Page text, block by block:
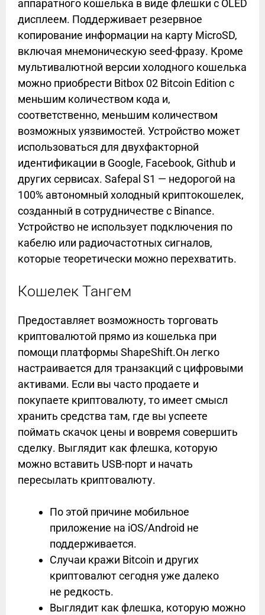
аппаратного кошелька в виде флешки с OLED
дисплеем. Поддерживает резервное
копирование информации на карту MicroSD,
включая мнемоническую seed-фразу. Кроме
мультивалютной версии холодного кошелька
можно приобрести Bitbox 02 Bitcoin Edition с
меньшим количеством кода и,
соответственно, меньшим количеством
возможных уязвимостей. Устройство может
использоваться для двухфакторной
идентификации в Google, Facebook, Github и
других сервисах. Safepal S1 — недорогой на
100% автономный холодный криптокошелек,
созданный в сотрудничестве с Binance.
Устройство не использует подключения по
кабелю или радиочастотных сигналов,
которые теоретически можно перехватить.
Кошелек Тангем
Предоставляет возможность торговать
криптовалютой прямо из кошелька при
помощи платформы ShapeShift.Он легко
настраивается для транзакций с цифровыми
активами. Если вы часто продаете и
покупаете криптовалюту, то имеет смысл
хранить средства там, где вы успеете
поймать скачок цены и вовремя совершить
сделку. Выглядит как флешка, которую
можно вставить USB-порт и начать
пересылать криптовалюту.
По этой причине мобильное
приложение на iOS/Android не
поддерживается.
Случаи кражи Bitcoin и других
криптовалют сегодня уже далеко
не редкость.
Выглядит как флешка, которую можно